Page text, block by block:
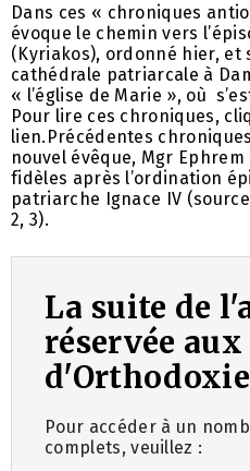
Dans ces « chroniques
évoque le chemin vers
(Kyriakos), ordonné hier, et
cathédrale patriarcale à
« l’église de Marie », où
Pour lire ces chroniques,
lien.Précédentes
nouvel évêque, Mgr
fidèles après l’ordination
patriarche Ignace IV
2, 3).
La suite de
réservée
Pour accéder à un
complets, veuillez :